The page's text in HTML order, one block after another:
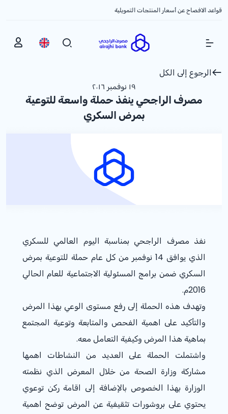
قواعد الافصاح عن أسعار المنتجات التمويلية
Show Menu
الرجوع إلى الكل
١٩ نوفمبر ٢٠١٦
مصرف الراجحي ينفذ حملة واسعة للتوعية
بمرض السكري
نفذ مصرف الراجحي بمناسبة اليوم العالمي للسكري
الذي يوافق 14 نوفمبر من كل عام حملة للتوعية بمرض
السكري ضمن برامج المسئولية الاجتماعية للعام الحالي
2016م.
وتهدف هذه الحملة إلى رفع مستوى الوعي بهذا المرض
والتأكيد على اهمية الفحص والمتابعة وتوعية المجتمع
بماهية هذا المرض وكيفية التعامل معه.
واشتملت الحملة على العديد من النشاطات اهمها
مشاركة وزارة الصحة من خلال المعرض الذي نظمته
الوزارة بهذا الخصوص بالإضافة إلى اقامة ركن توعوي
يحتوي على بروشورات تثقيفية عن المرض توضح اهمية